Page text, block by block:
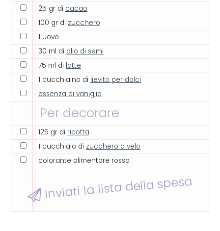
25 gr di cacao
100 gr di zucchero
1 uovo
30 ml di olio di semi
75 ml di latte
1 cucchiaino di lievito per dolci
essenza di vaniglia
Per decorare
125 gr di ricotta
1 cucchiaio di zucchero a velo
colorante alimentare rosso
Inviati la lista della spesa